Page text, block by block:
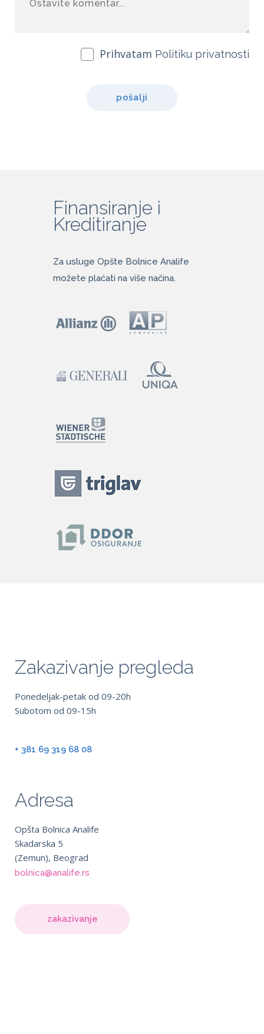
Prihvatam Politiku privatnosti
pošalji
Finansiranje i
Kreditiranje
Za usluge Opšte Bolnice Analife
možete plaćati na više načina.
Zakazivanje pregleda
Ponedeljak-petak od 09-20h
Subotom od 09-15h
+ 381 69 319 68 08
Adresa
Opšta Bolnica Analife
Skadarska 5
(Zemun), Beograd
bolnica@analife.rs
zakazivanje